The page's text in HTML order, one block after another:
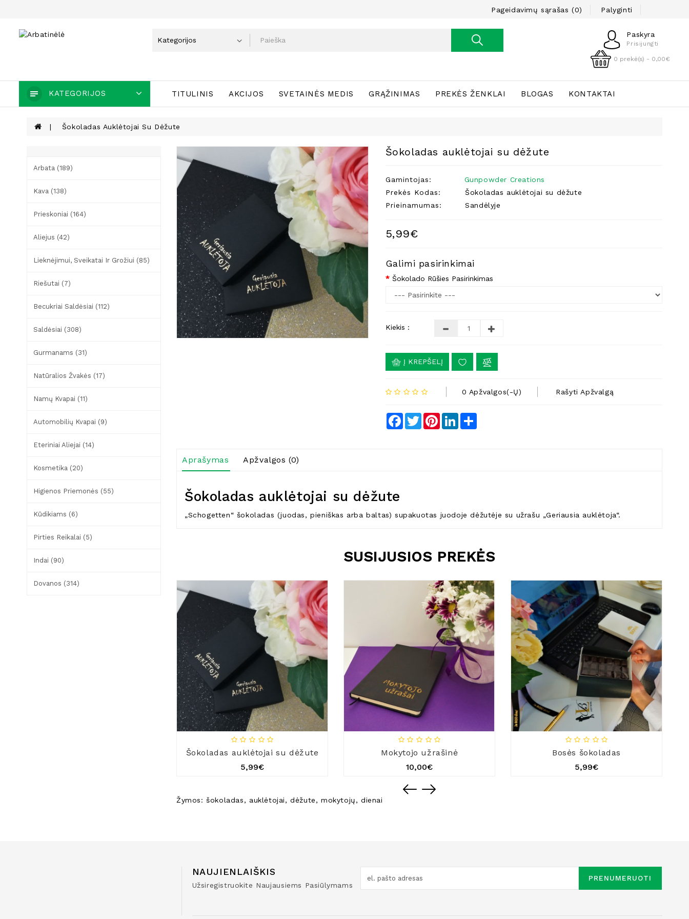
Pageidavimų sąrašas (0) Palyginti
Paskyra
Prisijungti
0 prekė(s) - 0,00€
KATEGORIJOS TITULINIS AKCIJOS SVETAINĖS MEDIS GRĄŽINIMAS PREKĖS ŽENKLAI BLOGAS KONTAKTAI
Šokoladas Auklėtojai Su Dėžute
Arbata (189)
Kava (138)
Prieskoniai (164)
Aliejus (42)
Lieknėjimui, Sveikatai Ir Grožiui (85)
Riešutai (7)
Becukriai Saldėsiai (112)
Saldėsiai (308)
Gurmanams (31)
Natūralios Žvakės (17)
Namų Kvapai (11)
Automobilių Kvapai (9)
Eteriniai Aliejai (14)
Kosmetika (20)
Higienos Priemonės (55)
Kūdikiams (6)
Pirties Reikalai (5)
Indai (90)
Dovanos (314)
Šokoladas auklėtojai su dėžute
Gamintojas:
Gunpowder Creations
Prekės Kodas:
Šokoladas auklėtojai su dėžute
Prieinamumas:
Sandėlyje
5,99€
Galimi pasirinkimai
Šokolado Rūšies Pasirinkimas
Kiekis :
Į KREPŠELĮ
0 Apžvalgos(-Ų) Rašyti Apžvalgą
Facebook
TwitterPinterestLinkedInShare
Aprašymas Apžvalgos (0)
Šokoladas auklėtojai su dėžute
„Schogetten“ šokoladas (juodas, pieniškas arba baltas) supakuotas juodoje dėžutėje su užrašu „Geriausia auklėtoja“.
SUSIJUSIOS PREKĖS
Šokoladas auklėtojai su dėžute
5,99€
Mokytojo užrašinė
10,00€
Bosės šokoladas
5,99€
Žymos:šokoladas, auklėtojai,dėžute, mokytojų, dienai
NAUJIENLAIŠKIS
Užsiregistruokite Naujausiems Pasiūlymams
PRENUMERUOTI